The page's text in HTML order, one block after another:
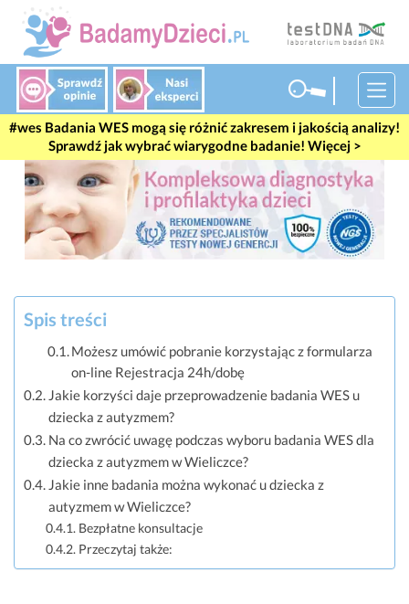
Badania WES mogą się różnić zakresem i jakością analizy!
Sprawdź jak wybrać wiarygodne badanie! Więcej >
Spis treści
Możesz umówić pobranie korzystając z formularza
on-line Rejestracja 24h/dobę
Jakie korzyści daje przeprowadzenie badania WES u
dziecka z autyzmem?
Na co zwrócić uwagę podczas wyboru badania WES dla
dziecka z autyzmem w Wieliczce?
Jakie inne badania można wykonać u dziecka z
autyzmem w Wieliczce?
Bezpłatne konsultacje
Przeczytaj także: